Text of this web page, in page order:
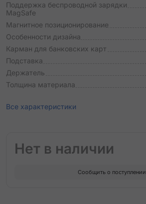
Поддержка беспроводной зарядки
MagSafe
Магнитное позиционирование
Особенности дизайна
Карман для банковских карт
Подставка
Держатель
Толщина материала
Все характеристики
Нет в наличии
Сообщить о поступлении